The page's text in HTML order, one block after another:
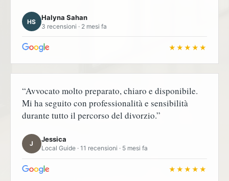
HS
Halyna Sahan
3 recensioni · 2 mesi fa
★★★★★
“Avvocato molto preparato, chiaro e disponibile.
Mi ha seguito con professionalità e sensibilità
durante tutto il percorso del divorzio.”
J
Jessica
Local Guide · 11 recensioni · 5 mesi fa
★★★★★